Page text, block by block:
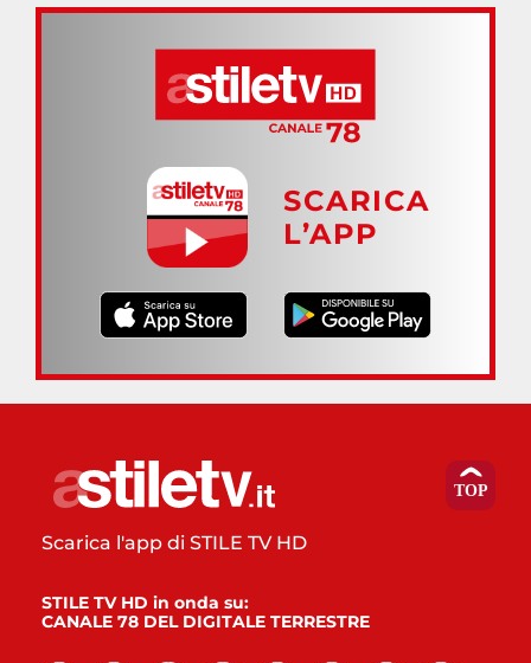
SCARICA
L’APP
Scarica l'app di STILE TV HD
STILE TV HD in onda su:
CANALE 78 DEL DIGITALE TERRESTRE